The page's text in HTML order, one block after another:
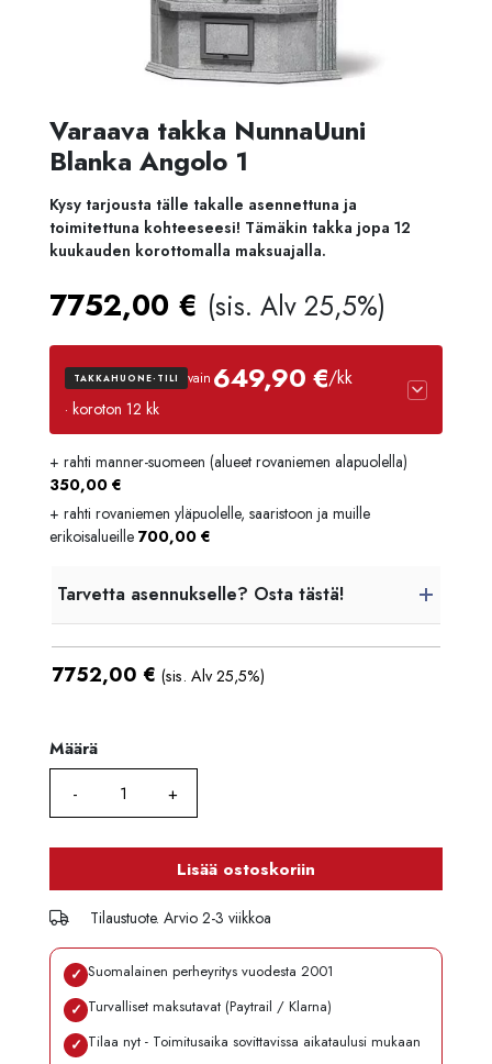
Varaava takka NunnaUuni
Blanka Angolo 1
Kysy tarjousta tälle takalle asennettuna ja
toimitettuna kohteeseesi! Tämäkin takka jopa 12
kuukauden korottomalla maksuajalla.
7752,00 € (sis. Alv 25,5%)
TAKKAHUONE-TILI vain 649,90 €/kk
· koroton 12 kk
Luottoaika
12 kk
Korko
Käsittelymaksu
3,90 €/kk
+ rahti manner-suomeen (alueet rovaniemen alapuolella)
350,00 €
+ rahti rovaniemen yläpuolelle, saaristoon ja muille
erikoisalueille 700,00 €
Tarvetta asennukselle? Osta tästä!
7752,00 € (sis. Alv 25,5%)
Määrä
Määrä
Lisää ostoskoriin
Tilaustuote. Arvio 2-3 viikkoa
✓ Suomalainen perheyritys vuodesta 2001
✓ Turvalliset maksutavat (Paytrail / Klarna)
✓ Tilaa nyt - Toimitusaika sovittavissa aikataulusi mukaan